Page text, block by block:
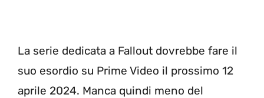
La serie dedicata a Fallout dovrebbe fare il
suo esordio su Prime Video il prossimo 12
aprile 2024. Manca quindi meno del